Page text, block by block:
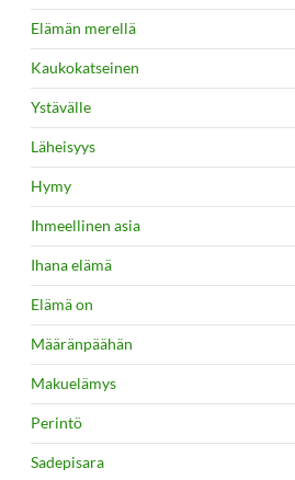
Elämän merellä
Kaukokatseinen
Ystävälle
Läheisyys
Hymy
Ihmeellinen asia
Ihana elämä
Elämä on
Määränpäähän
Makuelämys
Perintö
Sadepisara